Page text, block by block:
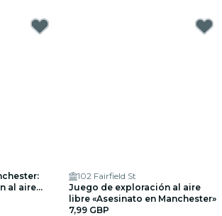
al aire
102 Fairfield St
Juego de exploración al aire
libre «Asesinato en Manchester»
7,99 GBP